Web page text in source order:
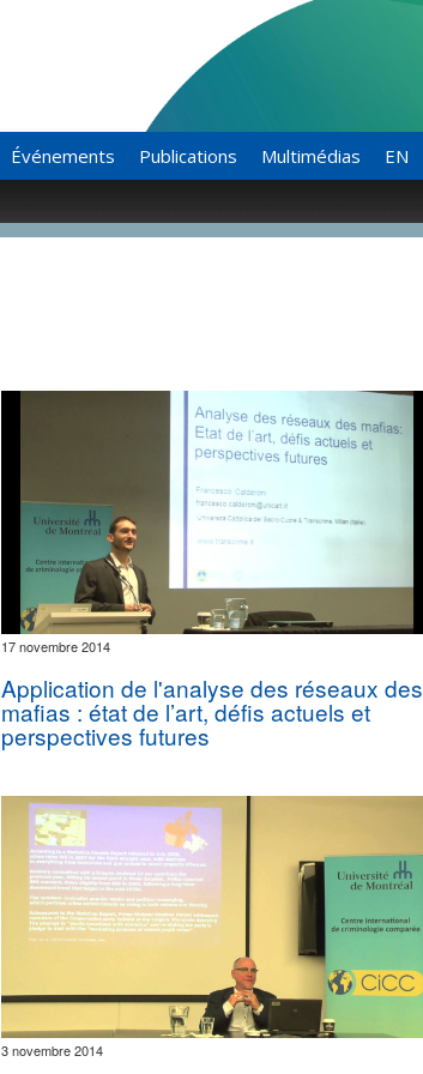
Événements Publications Multimédias EN
17 novembre 2014
Application de l'analyse des réseaux des
mafias : état de l’art, défis actuels et
perspectives futures
3 novembre 2014